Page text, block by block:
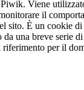
Viene
il
sito. È un cookie
una breve serie
riferimento per il